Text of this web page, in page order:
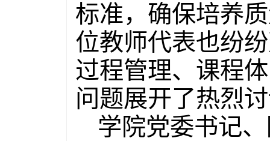
标准，确保培养
位教师代表也纷
过程管理、课程
问题展开了热烈
学院党委书记